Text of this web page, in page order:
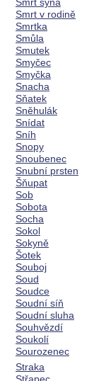
Smrt v rodině
Smrtka
Smůla
Smutek
Smyčec
Smyčka
Snacha
Sňatek
Sněhulák
Snídat
Sníh
Snopy
Snoubenec
Snubní prsten
Šňupat
Sob
Sobota
Socha
Sokol
Sokyně
Šotek
Souboj
Soud
Soudce
Soudní síň
Soudní sluha
Souhvězdí
Soukolí
Sourozenec
Straka